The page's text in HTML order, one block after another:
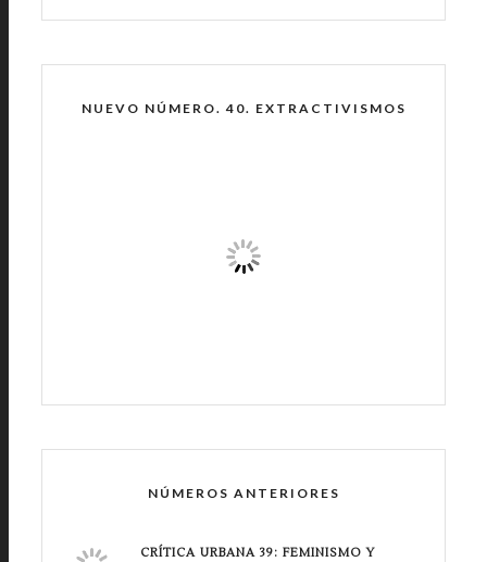
NUEVO NÚMERO. 40. EXTRACTIVISMOS
NÚMEROS ANTERIORES
CRÍTICA URBANA 39: FEMINISMO Y